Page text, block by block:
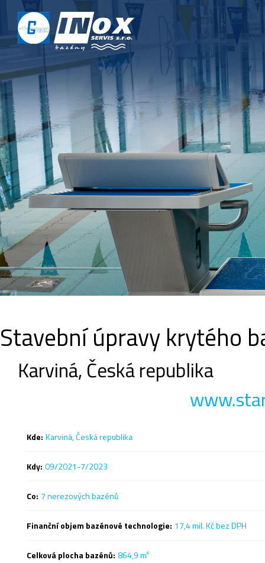
DOMŮ
O NÁS
PROJEKTY
REALIZACE
SERVIS
KONTAKT
Stavební úpravy krytého
Karviná, Česká republika
Kde: Karviná, Česká republika
Kdy: 09/2021-7/2023
Co: 7 nerezových bazénů
Finanční objem bazénové technologie: 17,4 mil. Kč bez DPH
Celková plocha bazénů: 864,9 m²